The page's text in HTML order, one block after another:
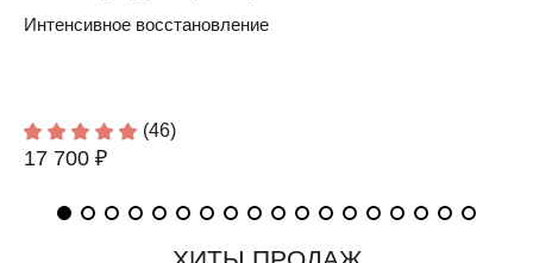
Интенсивное восстановление
(46)
17 700 ₽